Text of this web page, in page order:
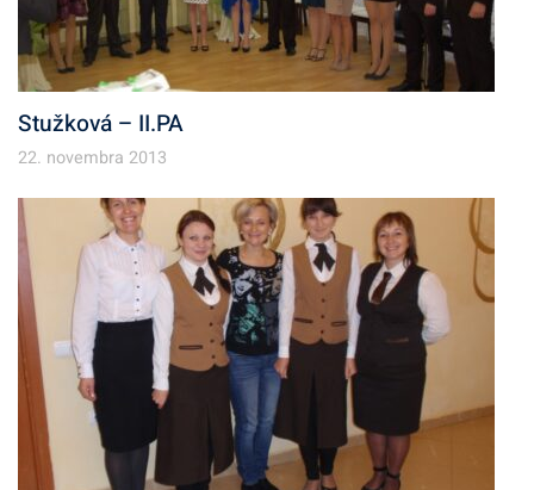
Stužková – II.PA
22. novembra 2013